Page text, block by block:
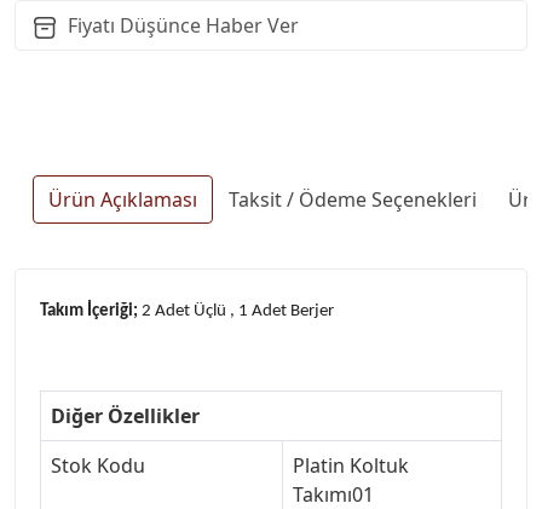
Fiyatı Düşünce Haber Ver
Ürün Açıklaması Taksit / Ödeme Seçenekleri
Takım İçeriği; 2 Adet Üçlü , 1 Adet Berjer
Diğer Özellikler
Stok Kodu
Platin Koltuk
Takımı01